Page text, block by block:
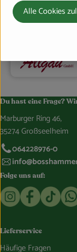
Du hast eine Frage?
Marburger Ring 46,
35274 Großseelheim
064228976-0
Folge uns auf:
Externer Link
Externer
Lieferservice
Häufige Fragen
Alle Cookies